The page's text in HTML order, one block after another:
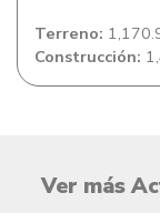
Terreno:
Construcción:
Ver más